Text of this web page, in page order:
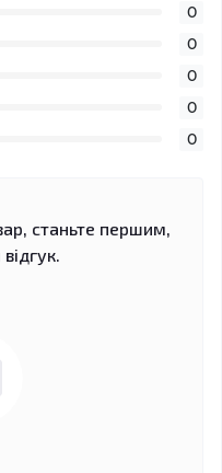
0
0
0
0
0
станьте першим,